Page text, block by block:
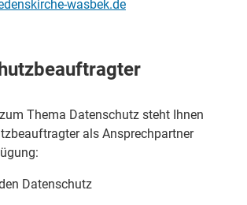
wasbek.de
Thema Datenschutz steht Ihnen
als Ansprechpartner
Datenschutz